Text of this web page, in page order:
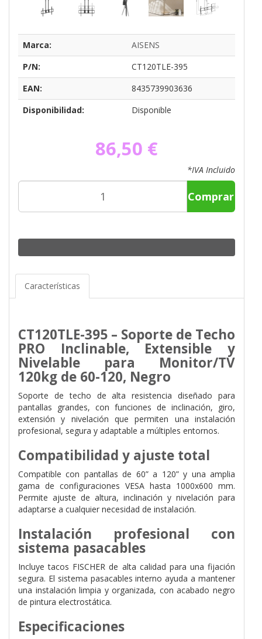
Marca:
AISENS
P/N:
CT120TLE-395
EAN:
8435739903636
Disponibilidad:
Disponible
86,50 €
*IVA Incluido
Comprar
Características
CT120TLE-395 – Soporte de Techo
PRO Inclinable, Extensible y
Nivelable para Monitor/TV
120kg de 60-120, Negro
Soporte de techo de alta resistencia diseñado para
pantallas grandes, con funciones de inclinación, giro,
extensión y nivelación que permiten una instalación
profesional, segura y adaptable a múltiples entornos.
Compatibilidad y ajuste total
Compatible con pantallas de 60” a 120” y una amplia
gama de configuraciones VESA hasta 1000x600 mm.
Permite ajuste de altura, inclinación y nivelación para
adaptarse a cualquier necesidad de instalación.
Instalación profesional con
sistema pasacables
Incluye tacos FISCHER de alta calidad para una fijación
segura. El sistema pasacables interno ayuda a mantener
una instalación limpia y organizada, con acabado negro
de pintura electrostática.
Especificaciones